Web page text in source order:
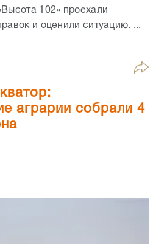
102» проехали
и оценили ситуацию. ...
аграрии собрали 4